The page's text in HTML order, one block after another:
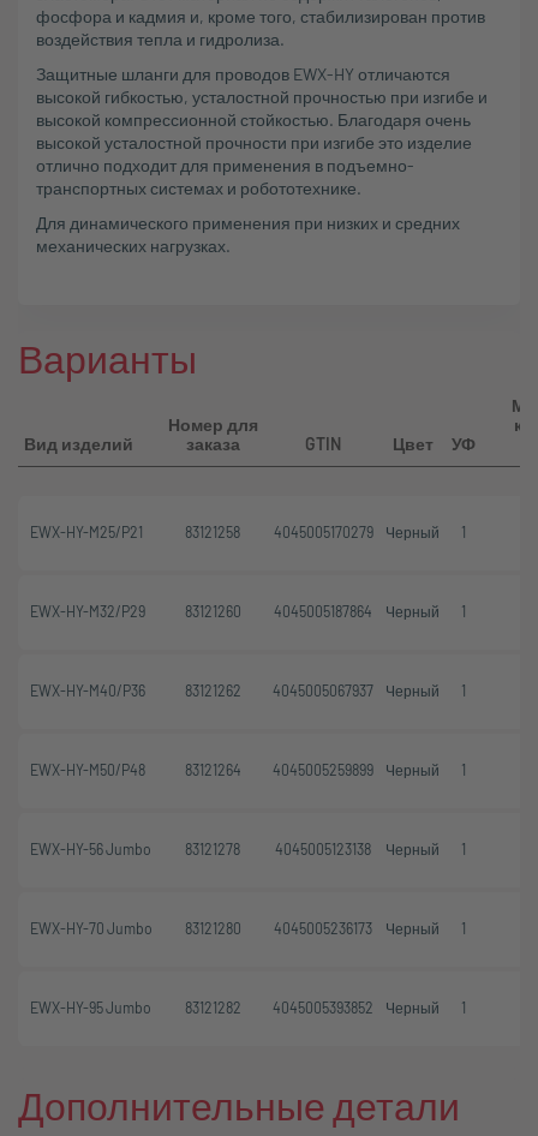
фосфора и кадмия и, кроме того, стабилизирован против
воздействия тепла и гидролиза.
Защитные шланги для проводов EWX-HY отличаются
высокой гибкостью, усталостной прочностью при изгибе и
высокой компрессионной стойкостью. Благодаря очень
высокой усталостной прочности при изгибе это изделие
отлично подходит для применения в подъемно-
транспортных системах и робототехнике.
Для динамического применения при низких и средних
механических нагрузках.
Варианты
Вид изделий
Номер для
заказа
GTIN Цвет УФ
EWX-HY-M25/P21 83121258 4045005170279 Черный 1
EWX-HY-M32/P29 83121260 4045005187864 Черный 1
EWX-HY-M40/P36 83121262 4045005067937 Черный 1
EWX-HY-M50/P48 83121264 4045005259899 Черный 1
EWX-HY-56 Jumbo 83121278 4045005123138 Черный 1
EWX-HY-70 Jumbo 83121280 4045005236173 Черный 1
EWX-HY-95 Jumbo 83121282 4045005393852 Черный 1
Дополнительные детали